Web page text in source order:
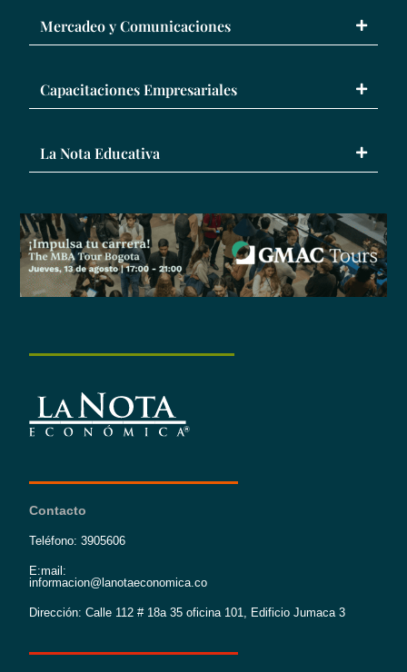
Mercadeo y Comunicaciones
Capacitaciones Empresariales
La Nota Educativa
Contacto
Teléfono: 3905606
E:mail:
informacion@lanotaeconomica.co
Dirección: Calle 112 # 18a 35 oficina 101, Edificio Jumaca 3